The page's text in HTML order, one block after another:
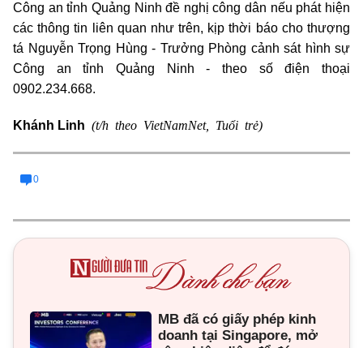
Công an tỉnh Quảng Ninh đề nghị công dân nếu phát hiện
các thông tin liên quan như trên, kịp thời báo cho thượng
tá Nguyễn Trọng Hùng - Trưởng Phòng cảnh sát hình sự
Công an tỉnh Quảng Ninh - theo số điện thoại
0902.234.668.
Khánh Linh (t/h theo VietNamNet, Tuổi trẻ)
0
MB đã có giấy phép kinh
doanh tại Singapore, mở